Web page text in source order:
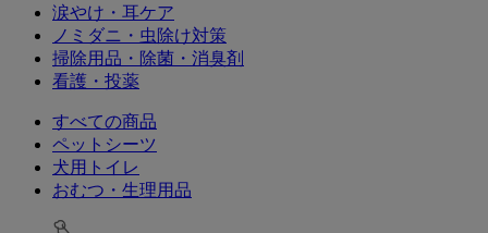
涙やけ・耳ケア
ノミダニ・虫除け対策
掃除用品・除菌・消臭剤
看護・投薬
すべての商品
ペットシーツ
犬用トイレ
おむつ・生理用品